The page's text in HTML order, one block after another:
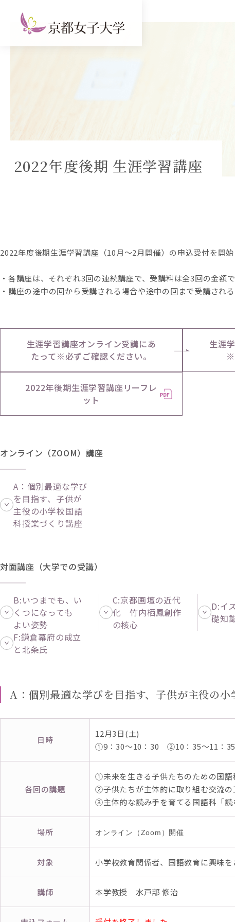
2022年度後期 生涯学習講座
2022年度後期生涯学習講座（10月～2月開催）の申込受付を開
・各講座は、それぞれ3回の連続講座で、受講料は全3回の金額で
・講座の途中の回から受講される場合や途中の回まで受講され
生涯学習講座オンライン受講にあ
たって※必ずご確認ください。
生涯
※
2022年後期生涯学習講座リーフレ
ット
オンライン（ZOOM）講座
A：個別最適な学び
を目指す、子供が
主役の小学校国語
科授業づくり講座
対面講座（大学での受講）
B:いつまでも、い
くつになっても
よい姿勢
C:京都画壇の近代
化 竹内栖鳳創作
の核心
D:イ
礎知
F:鎌倉幕府の成立
と北条氏
A：個別最適な学びを目指す、子供が主役の
日時
12月3日(土)
①9：30～10：30 ②10：35～11：
各回の講題
①未来を生きる子供たちのための国
②子供たちが主体的に取り組む交流の
③主体的な読み手を育てる国語科「読
場所 オンライン（Zoom）開催
対象 小学校教育関係者、国語教育に興味
講師 本学教授 水戸部 修治